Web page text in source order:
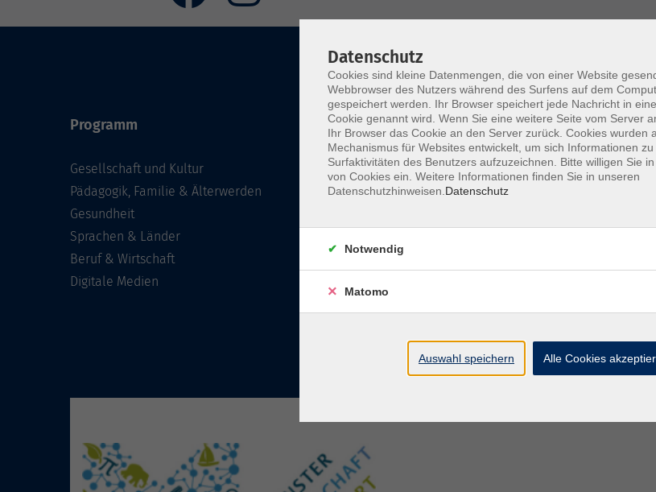
Programm
Gesellschaft und Kultur
Pädagogik, Familie & Älterwerden
Gesundheit
Sprachen & Länder
Beruf & Wirtschaft
Digitale Medien
Volkshochschule Münster
Aegidiistraße 70
48143 Münster
vhs@stadt-muenster.de
Lage im Stadtplan
Datenschutz
Cookies sind kleine Datenmengen, die von einer Website
Webbrowser des Nutzers während des Surfens auf dem
gespeichert werden. Ihr Browser speichert jede Nachricht in
Cookie genannt wird. Wenn Sie eine weitere Seite vom Server
Ihr Browser das Cookie an den Server zurück. Cookies wurden
Mechanismus für Websites entwickelt, um sich Informationen
Surfaktivitäten des Benutzers aufzuzeichnen. Bitte willigen Sie
von Cookies ein. Weitere Informationen finden Sie in unseren
Datenschutzhinweisen. Datenschutz
Notwendig
Matomo
Auswahl speichern Alle Cookies